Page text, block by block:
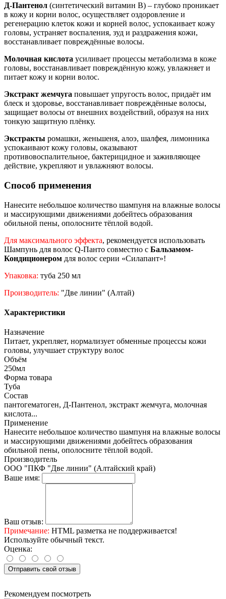
Д-Пантенол (синтетический витамин В) – глубоко проникает
в кожу и корни волос, осуществляет оздоровление и
регенерацию клеток кожи и корней волос, успокаивает кожу
головы, устраняет воспаления, зуд и раздражения кожи,
восстанавливает повреждённые волосы.
Молочная кислота усиливает процессы метаболизма в коже
головы, восстанавливает повреждённую кожу, увлажняет и
питает кожу и корни волос.
Экстракт жемчуга повышает упругость волос, придаёт им
блеск и здоровье, восстанавливает повреждённые волосы,
защищает волосы от внешних воздействий, образуя на них
тонкую защитную плёнку.
Экстракты ромашки, женьшеня, алоэ, шалфея, лимонника
успокаивают кожу головы, оказывают
противовоспалительное, бактерицидное и заживляющее
действие, укрепляют и увлажняют волосы.
Способ применения
Нанесите небольшое количество шампуня на влажные волосы
и массирующими движениями добейтесь образования
обильной пены, ополосните тёплой водой.
Для максимального эффекта, рекомендуется использовать
Шампунь для волос Q-Панто совместно с Бальзамом-
Кондиционером для волос серии «Силапант»!
Упаковка: туба 250 мл
Производитель: "Две линии" (Алтай)
Характеристики
Назначение
Питает, укрепляет, нормализует обменные процессы кожи
головы, улучшает структуру волос
Объём
250мл
Форма товара
Туба
Состав
пантогематоген, Д-Пантенол, экстракт жемчуга, молочная
кислота...
Применение
Нанесите небольшое количество шампуня на влажные волосы
и массирующими движениями добейтесь образования
обильной пены, ополосните тёплой водой.
Производитель
ООО "ПКФ "Две линии" (Алтайский край)
Ваше имя:
Ваш отзыв:
Примечание: HTML разметка не поддерживается!
Используйте обычный текст.
Оценка:
Отправить свой отзыв
Рекомендуем посмотреть